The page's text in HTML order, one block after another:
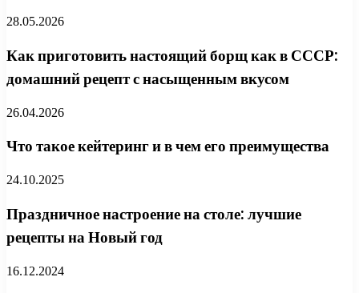
28.05.2026
Как приготовить настоящий борщ как в СССР:
домашний рецепт с насыщенным вкусом
26.04.2026
Что такое кейтеринг и в чем его преимущества
24.10.2025
Праздничное настроение на столе: лучшие
рецепты на Новый год
16.12.2024